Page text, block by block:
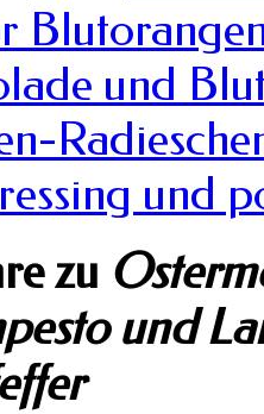
und
und
zu
und